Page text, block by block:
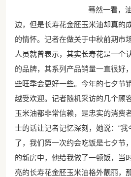
蓦然一看，油
边，但是长寿花金胚玉米油却真的
的情怀。记者在做关于中秋前期市
人员就曾表示，其实长寿花是一个
的品牌，其系列产品销量一直很好
些旺季会更好一些。今年的七夕节
越受欢迎。记者随机采访的几个顾
玉米油都非常信赖，是忠实的消费
士的话让记者记忆深刻，她说：“
了，我们第一次约会吃饭是七夕节
的新房中，他给我做了一顿饭，当
亮的长寿花金胚玉米油格外靓丽，